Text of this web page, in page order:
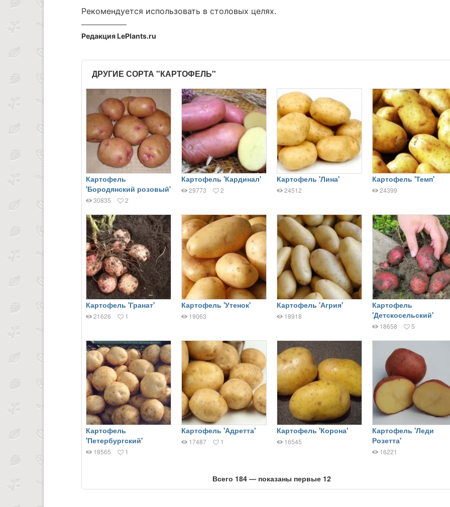
Рекомендуется использовать в столовых целях.
Редакция LePlants.ru
ДРУГИЕ СОРТА "КАРТОФЕЛЬ"
Картофель
'Бородянский розовый'
30835 2
Картофель 'Кардинал'
29773 2
Картофель 'Лина'
24512
Картофель 'Темп'
24399
Картофель 'Гранат'
21626 1
Картофель 'Утенок'
19063
Картофель 'Агрия'
18918
Картофель
'Детскосельский'
18658 5
Картофель
'Петербургский'
18565 1
Картофель 'Адретта'
17487 1
Картофель 'Корона'
16545
Картофель 'Леди
Розетта'
16221
Всего 184 — показаны первые 12